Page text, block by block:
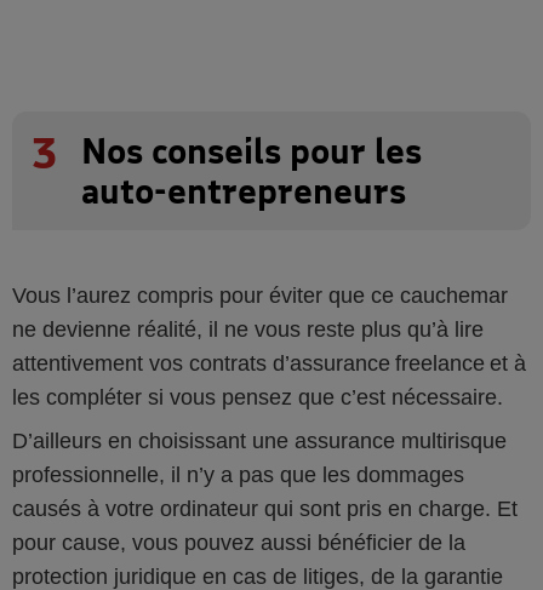
3
Nos conseils pour les
auto-entrepreneurs
Vous l’aurez compris pour éviter que ce cauchemar
ne devienne réalité, il ne vous reste plus qu’à lire
attentivement vos contrats d’assurance freelance et à
les compléter si vous pensez que c’est nécessaire.
D’ailleurs en choisissant une assurance multirisque
professionnelle, il n’y a pas que les dommages
causés à votre ordinateur qui sont pris en charge. Et
pour cause, vous pouvez aussi bénéficier de la
protection juridique en cas de litiges, de la garantie